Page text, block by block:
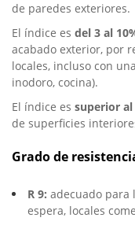
de paredes exteriores.
El índice es del 3 al
acabado exterior, por
locales, incluso con
inodoro, cocina).
El índice es superior al
de superficies
Grado de
R 9: adecuado para
espera, locales